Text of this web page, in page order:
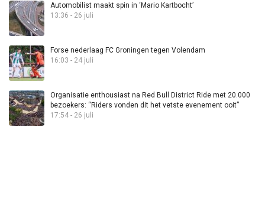
Automobilist maakt spin in ‘Mario Kartbocht’
13:36 - 26 juli
Forse nederlaag FC Groningen tegen Volendam
16:03 - 24 juli
Organisatie enthousiast na Red Bull District Ride met 20.000
bezoekers: “Riders vonden dit het vetste evenement ooit”
17:54 - 26 juli